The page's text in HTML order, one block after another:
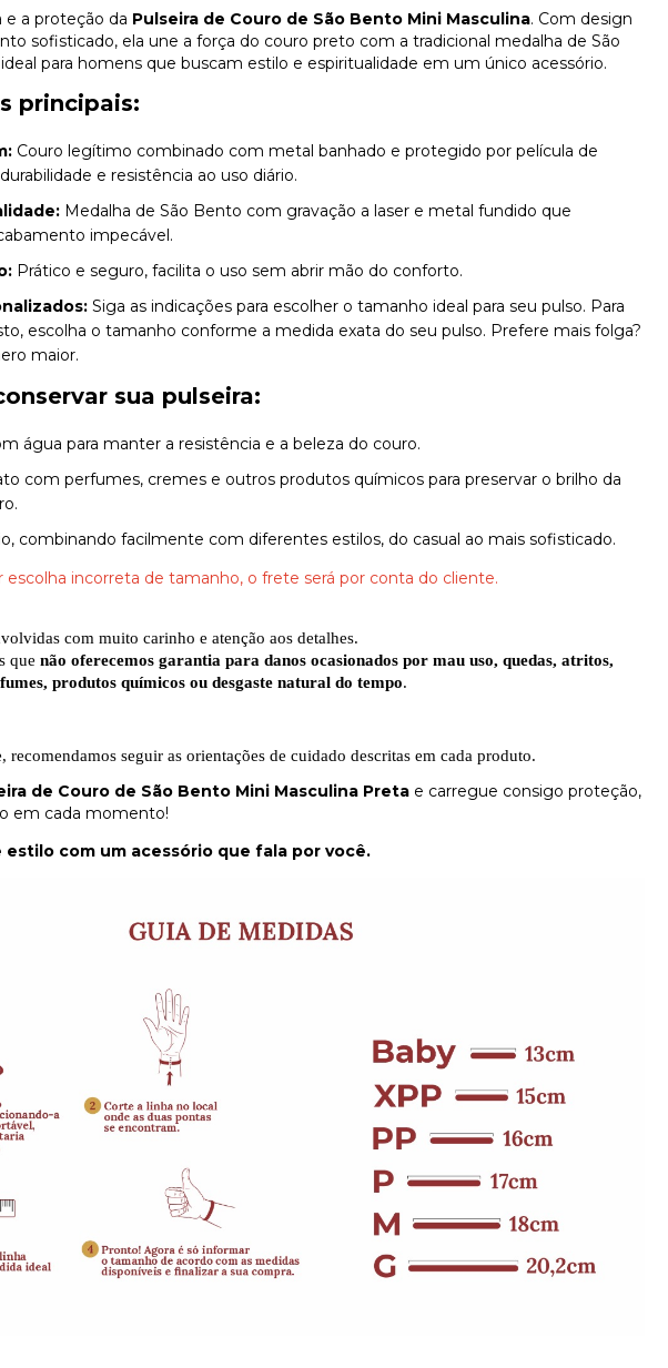
e a proteção da Pulseira de Couro de São Bento Mini Masculina. Com design
sofisticado, ela une a força do couro preto com a tradicional medalha de São
para homens que buscam estilo e espiritualidade em um único acessório.
principais:
Couro legítimo combinado com metal banhado e protegido por película de
e resistência ao uso diário.
Medalha de São Bento com gravação a laser e metal fundido que
impecável.
Prático e seguro, facilita o uso sem abrir mão do conforto.
Siga as indicações para escolher o tamanho ideal para seu pulso. Para
escolha o tamanho conforme a medida exata do seu pulso. Prefere mais folga?
maior.
sua pulseira:
água para manter a resistência e a beleza do couro.
com perfumes, cremes e outros produtos químicos para preservar o brilho da
combinando facilmente com diferentes estilos, do casual ao mais sofisticado.
escolha incorreta de tamanho, o frete será por conta do cliente.
com muito carinho e atenção aos detalhes.
que não oferecemos garantia para danos ocasionados por mau uso, quedas, atritos,
produtos químicos ou desgaste natural do tempo.
recomendamos seguir as orientações de cuidado descritas em cada produto.
de Couro de São Bento Mini Masculina Preta e carregue consigo proteção,
em cada momento!
estilo com um acessório que fala por você.